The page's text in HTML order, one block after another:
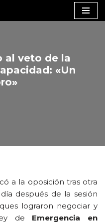
al veto de la
«Un
a la oposición tras otra
después de la sesión
lograron negociar y
de Emergencia en